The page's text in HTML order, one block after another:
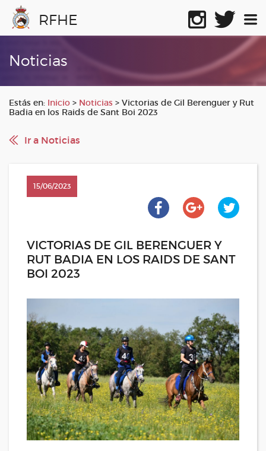
RFHE
Noticias
Estás en: Inicio > Noticias > Victorias de Gil Berenguer y Rut
Badia en los Raids de Sant Boi 2023
Ir a Noticias
15/06/2023
VICTORIAS DE GIL BERENGUER Y
RUT BADIA EN LOS RAIDS DE SANT
BOI 2023